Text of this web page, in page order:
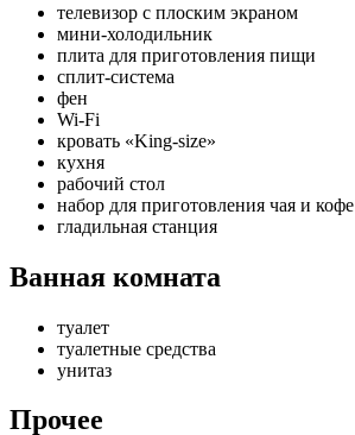
телевизор с плоским экраном
мини-холодильник
плита для приготовления пищи
сплит-система
фен
Wi-Fi
кровать «King-size»
кухня
рабочий стол
набор для приготовления чая и кофе
гладильная станция
Ванная комната
туалет
туалетные средства
унитаз
Прочее